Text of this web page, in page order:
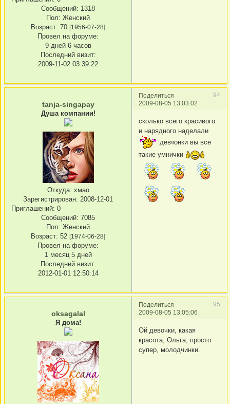
Сообщений: 1318
Пол: Женский
Возраст: 70 [1956-07-28]
Провел на форуме:
9 дней 6 часов
Последний визит:
2009-11-02 03:39:22
Поделиться
94
2009-08-05 13:03:02
tanja-singapay
Душа компании!
Откуда: хмао
Зарегистрирован: 2008-12-01
Приглашений: 0
Сообщений: 7085
Пол: Женский
Возраст: 52 [1974-06-28]
Провел на форуме:
1 месяц 5 дней
Последний визит:
2012-01-01 12:50:14
сколько всего красивого
и нарядного наделали
девчонки вы все
такие умнички
Поделиться
95
2009-08-05 13:05:06
oksagalal
Я дома!
Ой девочки, какая
красота, Ольга, просто
супер, молодчинки.